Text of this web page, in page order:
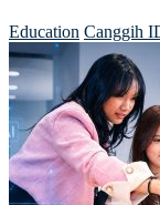
Education Canggih